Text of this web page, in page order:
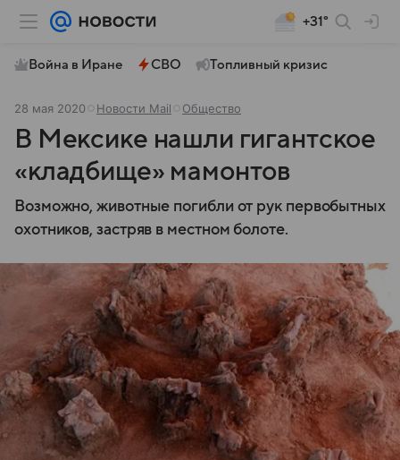
+31°
Война в Иране СВО Топливный кризис
28 мая 2020 Новости Mail Общество
В Мексике нашли гигантское
«кладбище» мамонтов
Возможно, животные погибли от рук первобытных
охотников, застряв в местном болоте.